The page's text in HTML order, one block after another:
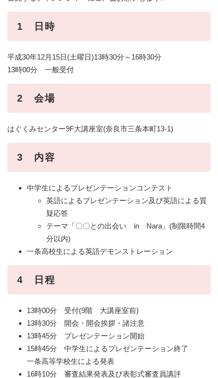
1 日時
平成30年12月15日(土曜日)13時30分～16時30分
13時00分 一般受付
2 会場
はぐくみセンター9F大講座室(奈良市三条本町13-1)
3 内容
中学生によるプレゼンテーションコンテスト
英語によるプレゼンテーション及び英語による質
疑応答
テーマ「〇〇との出会い in Nara」(制限時間4
分以内)
一条高校生による英語デモンストレーション
4 日程
13時00分 受付(9階 大講座室前)
13時30分 開会・開会挨拶・諸注意
13時45分 プレゼンテーション開始
15時45分 中学生によるプレゼンテーション終了
一条高等学校生による発表
16時10分 審査結果発表及び表彰式審査員講評